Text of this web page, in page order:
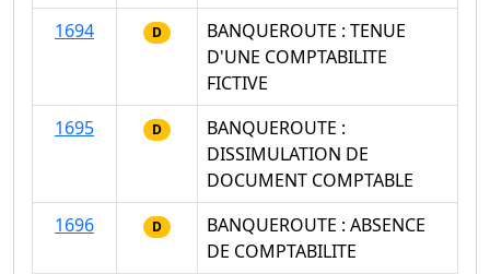
1694
D
BANQUEROUTE : TENUE
D'UNE COMPTABILITE
FICTIVE
1695
D
BANQUEROUTE :
DISSIMULATION DE
DOCUMENT COMPTABLE
1696
D
BANQUEROUTE : ABSENCE
DE COMPTABILITE